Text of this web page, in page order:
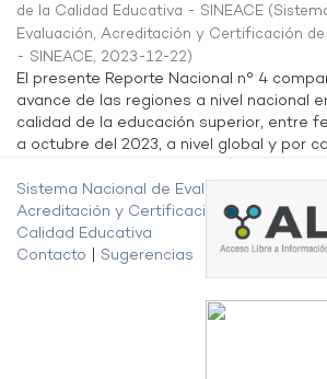
de la Calidad Educativa - SINEACE (
Evaluación, Acreditación y Certificación
- SINEACE, 2023-12-22)
El presente Reporte Nacional n° 4
avance de las regiones a nivel nacional
calidad de la educación superior, entre
a octubre del 2023, a nivel global y por
Sistema Nacional de Evaluación,
Acreditación y Certificación de la
Calidad Educativa
Contacto
Sugerencias